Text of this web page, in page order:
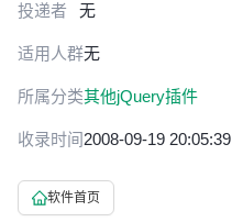
投递者 无
适用人群无
所属分类其他jQuery插件
收录时间2008-09-19 20:05:39
软件首页